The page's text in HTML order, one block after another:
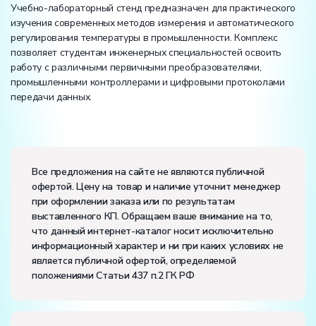
Учебно-лабораторный стенд предназначен для практического
изучения современных методов измерения и автоматического
регулирования температуры в промышленности. Комплекс
позволяет студентам инженерных специальностей освоить
работу с различными первичными преобразователями,
промышленными контроллерами и цифровыми протоколами
передачи данных.
Потребляемая мощность, В·А:
Электропитание:
напряжение, В:
частота, Гц:50
Класс защиты от поражения электрическим током:
Диапазон рабочих температур, ˚С:
Влажность, %:
до 80
Все предложения на сайте не являются публичной
офертой. Цену на товар и наличие уточнит менеджер
при оформлении заказа или по результатам
выставленного КП. Обращаем ваше внимание на то,
что данный интернет-каталог носит исключительно
информационный характер и ни при каких условиях не
является публичной офертой, определяемой
положениями Статьи 437 п.2 ГК РФ